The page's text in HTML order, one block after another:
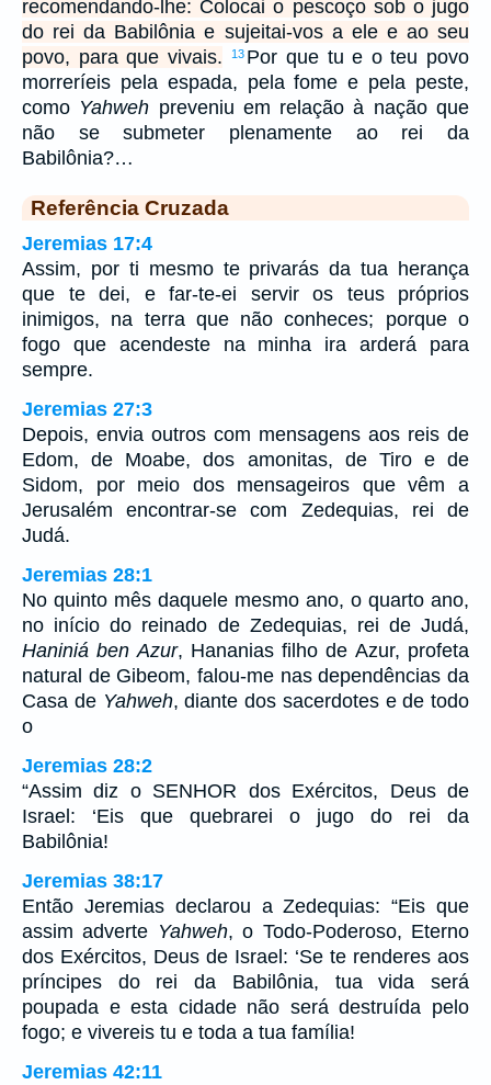
recomendando-lhe: Colocai o pescoço sob o jugo
do rei da Babilônia e sujeitai-vos a ele e ao seu
povo, para que vivais.
13 Por que tu e o teu povo
morreríeis pela espada, pela fome e pela peste,
como Yahweh preveniu em relação à nação que
não se submeter plenamente ao rei da
Babilônia?…
Referência Cruzada
Jeremias 17:4
Assim, por ti mesmo te privarás da tua herança
que te dei, e far-te-ei servir os teus próprios
inimigos, na terra que não conheces; porque o
fogo que acendeste na minha ira arderá para
sempre.
Jeremias 27:3
Depois, envia outros com mensagens aos reis de
Edom, de Moabe, dos amonitas, de Tiro e de
Sidom, por meio dos mensageiros que vêm a
Jerusalém encontrar-se com Zedequias, rei de
Judá.
Jeremias 28:1
No quinto mês daquele mesmo ano, o quarto ano,
no início do reinado de Zedequias, rei de Judá,
Haniniá ben Azur, Hananias filho de Azur, profeta
natural de Gibeom, falou-me nas dependências da
Casa de Yahweh, diante dos sacerdotes e de todo
o
Jeremias 28:2
“Assim diz o SENHOR dos Exércitos, Deus de
Israel: ‘Eis que quebrarei o jugo do rei da
Babilônia!
Jeremias 38:17
Então Jeremias declarou a Zedequias: “Eis que
assim adverte Yahweh, o Todo-Poderoso, Eterno
dos Exércitos, Deus de Israel: ‘Se te renderes aos
príncipes do rei da Babilônia, tua vida será
poupada e esta cidade não será destruída pelo
fogo; e vivereis tu e toda a tua família!
Jeremias 42:11